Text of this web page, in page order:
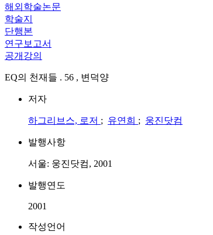
해외학술논문
학술지
단행본
연구보고서
공개강의
EQ의 천재들 . 56 , 변덕양
저자
하그리브스, 로저 ; 유연희 ; 웅진닷컴
발행사항
서울: 웅진닷컴, 2001
발행연도
2001
작성언어